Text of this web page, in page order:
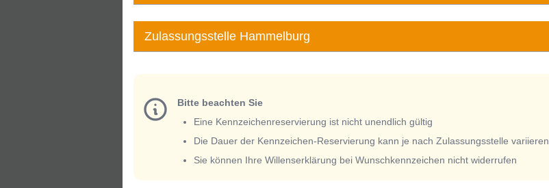
Zulassungsstelle Hammelburg
Bitte beachten Sie
Eine Kennzeichenreservierung ist nicht unendlich gültig
Die Dauer der Kennzeichen-Reservierung kann je nach Zulassungsstelle variieren
Sie können Ihre Willenserklärung bei Wunschkennzeichen nicht widerrufen